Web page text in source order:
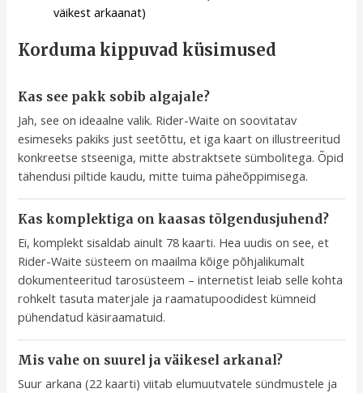
väikest arkaanat)
Korduma kippuvad küsimused
Kas see pakk sobib algajale?
Jah, see on ideaalne valik. Rider-Waite on soovitatav
esimeseks pakiks just seetõttu, et iga kaart on illustreeritud
konkreetse stseeniga, mitte abstraktsete sümbolitega. Õpid
tähendusi piltide kaudu, mitte tuima päheõppimisega.
Kas komplektiga on kaasas tõlgendusjuhend?
Ei, komplekt sisaldab ainult 78 kaarti. Hea uudis on see, et
Rider-Waite süsteem on maailma kõige põhjalikumalt
dokumenteeritud tarosüsteem – internetist leiab selle kohta
rohkelt tasuta materjale ja raamatupoodidest kümneid
pühendatud käsiraamatuid.
Mis vahe on suurel ja väikesel arkanal?
Suur arkana (22 kaarti) viitab elumuutvatele sündmustele ja